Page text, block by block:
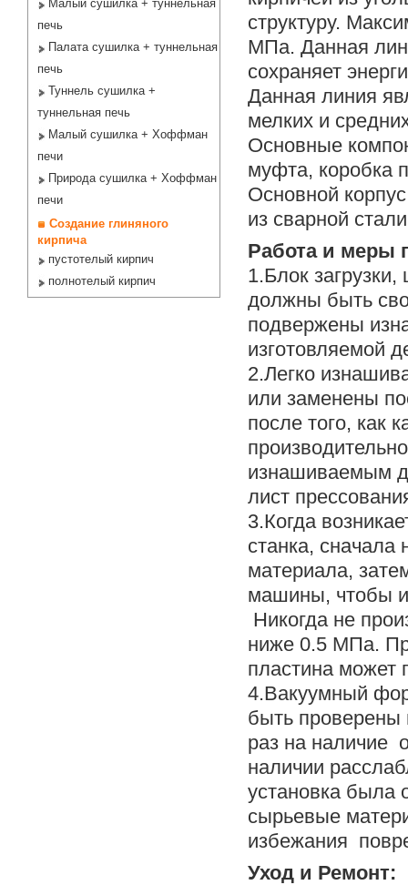
Малый сушилка + туннельная
печь
Палата сушилка + туннельная
печь
Туннель сушилка +
туннельная печь
Малый сушилка + Хоффман
печи
Природа сушилка + Хоффман
печи
Создание глиняного
кирпича
пустотелый кирпич
полнотелый кирпич
структуру.
МПа. Данная
сохраняет
Данная линия
мелких и
Основные
муфта, коробка
Основной
из сварной
Работа и меры
1.Блок
должны быть
подвержены
изготовляемой
2.Легко
или заменены
после того, как
изнашиваемым
лист
3.Когда
станка, сначала
материала,
машины, чтобы
Никогда не
ниже 0.5 МПа.
пластина может
4.Вакуумный
быть проверены
раз на наличие
наличии
установка была
сырьевые
избежания
Уход и Ремонт: